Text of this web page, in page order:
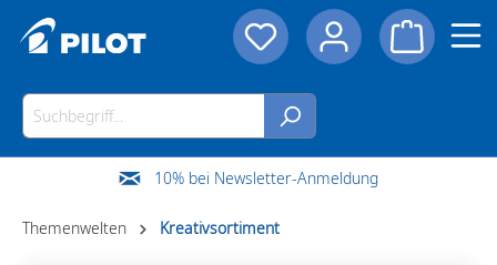
10% bei Newsletter-Anmeldung
Themenwelten Kreativsortiment